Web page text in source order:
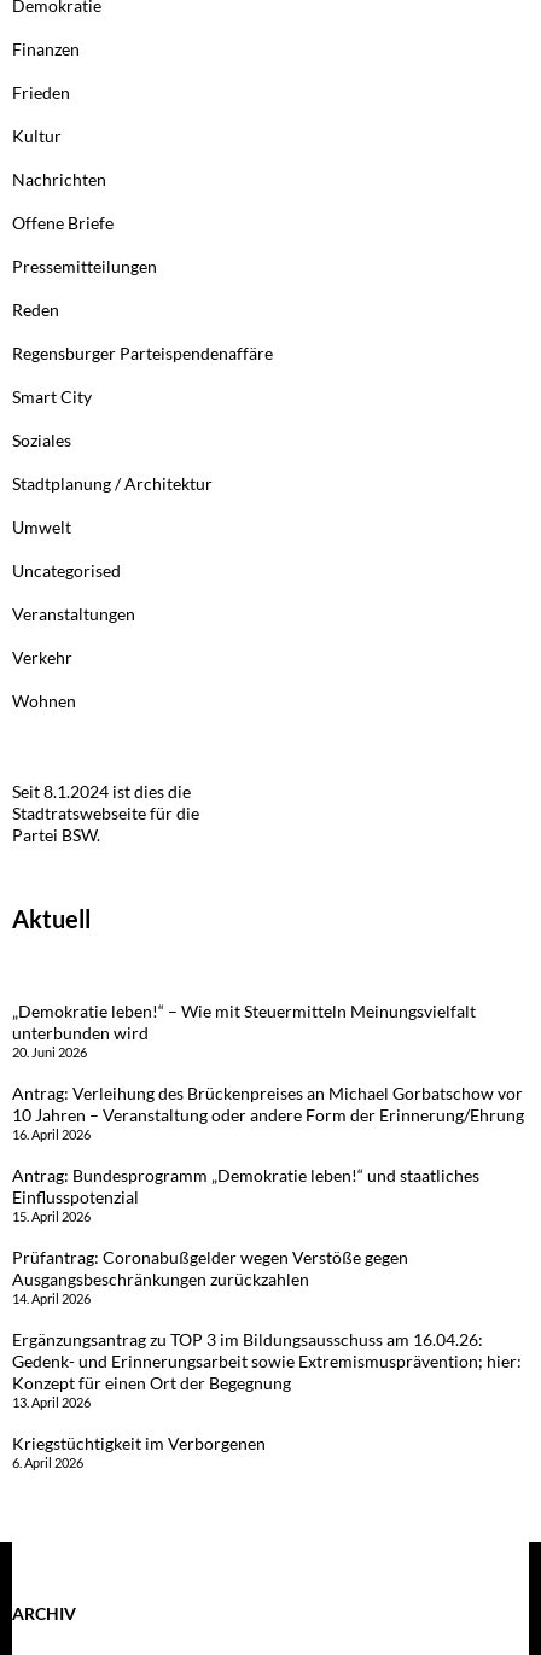
Demokratie
Finanzen
Frieden
Kultur
Nachrichten
Offene Briefe
Pressemitteilungen
Reden
Regensburger Parteispendenaffäre
Smart City
Soziales
Stadtplanung / Architektur
Umwelt
Uncategorised
Veranstaltungen
Verkehr
Wohnen
Seit 8.1.2024 ist dies die
Stadtratswebseite für die
Partei BSW.
Aktuell
„Demokratie leben!“ – Wie mit Steuermitteln Meinungsvielfalt
unterbunden wird
20. Juni 2026
Antrag: Verleihung des Brückenpreises an Michael Gorbatschow vor
10 Jahren – Veranstaltung oder andere Form der Erinnerung/Ehrung
16. April 2026
Antrag: Bundesprogramm „Demokratie leben!“ und staatliches
Einflusspotenzial
15. April 2026
Prüfantrag: Coronabußgelder wegen Verstöße gegen
Ausgangsbeschränkungen zurückzahlen
14. April 2026
Ergänzungsantrag zu TOP 3 im Bildungsausschuss am 16.04.26:
Gedenk- und Erinnerungsarbeit sowie Extremismusprävention; hier:
Konzept für einen Ort der Begegnung
13. April 2026
Kriegstüchtigkeit im Verborgenen
6. April 2026
ARCHIV